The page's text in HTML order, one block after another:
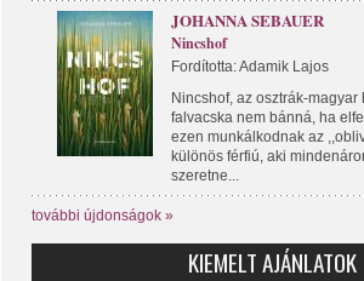
JOHANNA SEBAUER
Nincshof
Fordította: Adamik Lajos
Nincshof, az osztrák-
falvacska nem bánná, ha
ezen munkálkodnak az
különös férfiú, aki
szeretne...
további újdonságok »
KIEMELT AJÁNLATOK